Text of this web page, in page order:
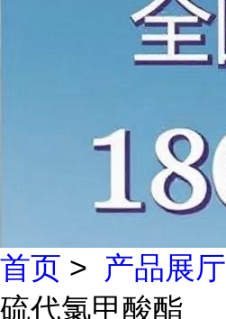
首页 > 产品展厅
硫代氯甲酸酯